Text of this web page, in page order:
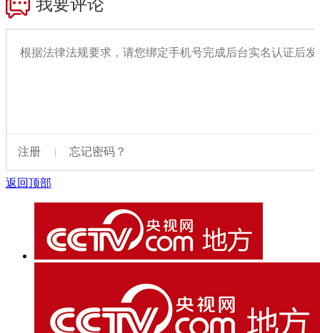
返回顶部